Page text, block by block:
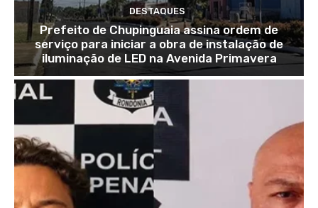
DESTAQUES
Prefeito de Chupinguaia assina ordem de
serviço para iniciar a obra de instalação de
iluminação de LED na Avenida Primavera